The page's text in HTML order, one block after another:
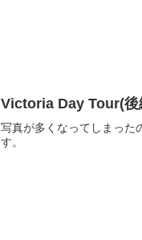
Victoria Day Tour(後
写真が多くなってしまった
す。